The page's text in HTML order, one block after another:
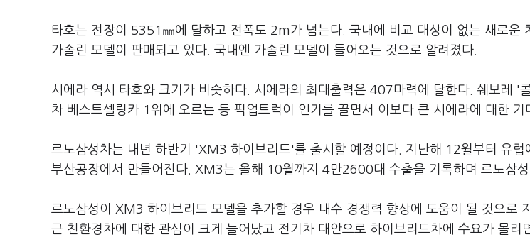
타호는 전장이 5351㎜에 달하고 전폭도 2m가 넘는다. 국내에 비교 대상이 없는 새로운
가솔린 모델이 판매되고 있다. 국내엔 가솔린 모델이 들어오는 것으로 알려졌다.
시에라 역시 타호와 크기가 비슷하다. 시에라의 최대출력은 407마력에 달한다. 쉐보레 '
차 베스트셀링카 1위에 오르는 등 픽업트럭이 인기를 끌면서 이보다 큰 시에라에 대한 기
르노삼성차는 내년 하반기 'XM3 하이브리드'를 출시할 예정이다. 지난해 12월부터 유
부산공장에서 만들어진다. XM3는 올해 10월까지 4만2600대 수출을 기록하며 르노삼성
르노삼성이 XM3 하이브리드 모델을 추가할 경우 내수 경쟁력 향상에 도움이 될 것으로
근 친환경차에 대한 관심이 크게 늘어났고 전기차 대안으로 하이브리드차에 수요가 몰리